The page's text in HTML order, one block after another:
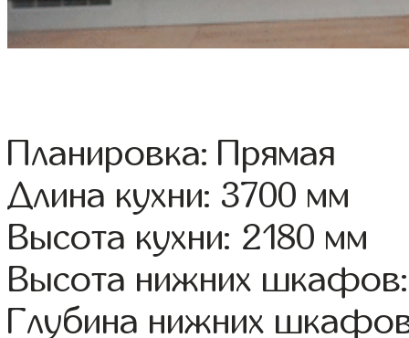
Планировка: Прямая
Длина кухни: 3700 мм
Высота кухни: 2180 мм
Высота нижних
Глубина нижних